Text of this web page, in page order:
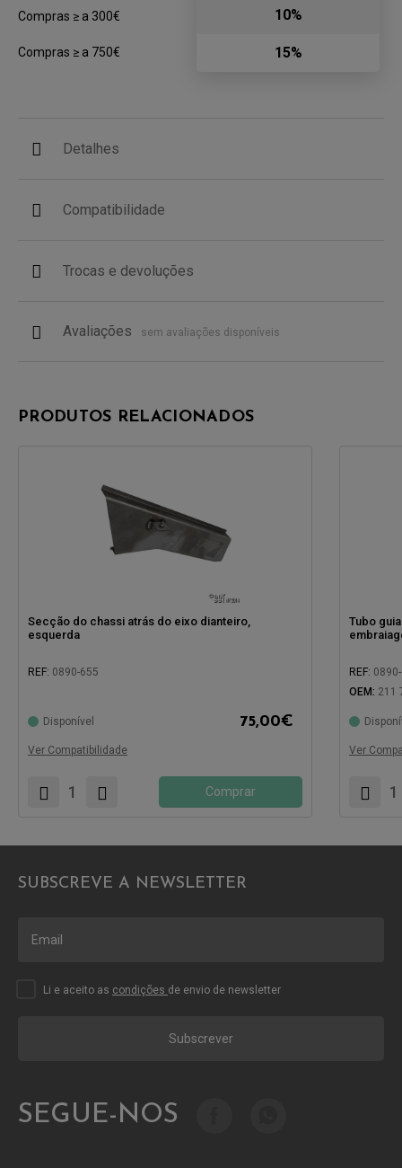
Compras ≥ a 300€
Compras ≥ a 750€
10%
15%
Detalhes
Compatibilidade
Trocas e devoluções
Avaliações sem avaliações disponíveis
PRODUTOS RELACIONADOS
Secção do chassi atrás do eixo dianteiro,
esquerda
REF: 0890-655
Disponível 75,00€
Ver Compatibilidade
Comprar
Tubo
REF:
OEM: 211
Ver
SUBSCREVE A NEWSLETTER
Subscrever
Li e aceito as condições de envio de newsletter
SEGUE-NOS